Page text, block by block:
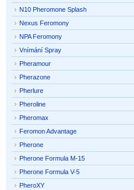
N10 Pheromone Splash
Nexus Feromony
NPA Feromony
Vnímání Spray
Pheramour
Pherazone
Pherlure
Pheroline
Pheromax
Feromon Advantage
Pherone
Pherone Formula M-15
Pherone Formula V-5
PheroXY